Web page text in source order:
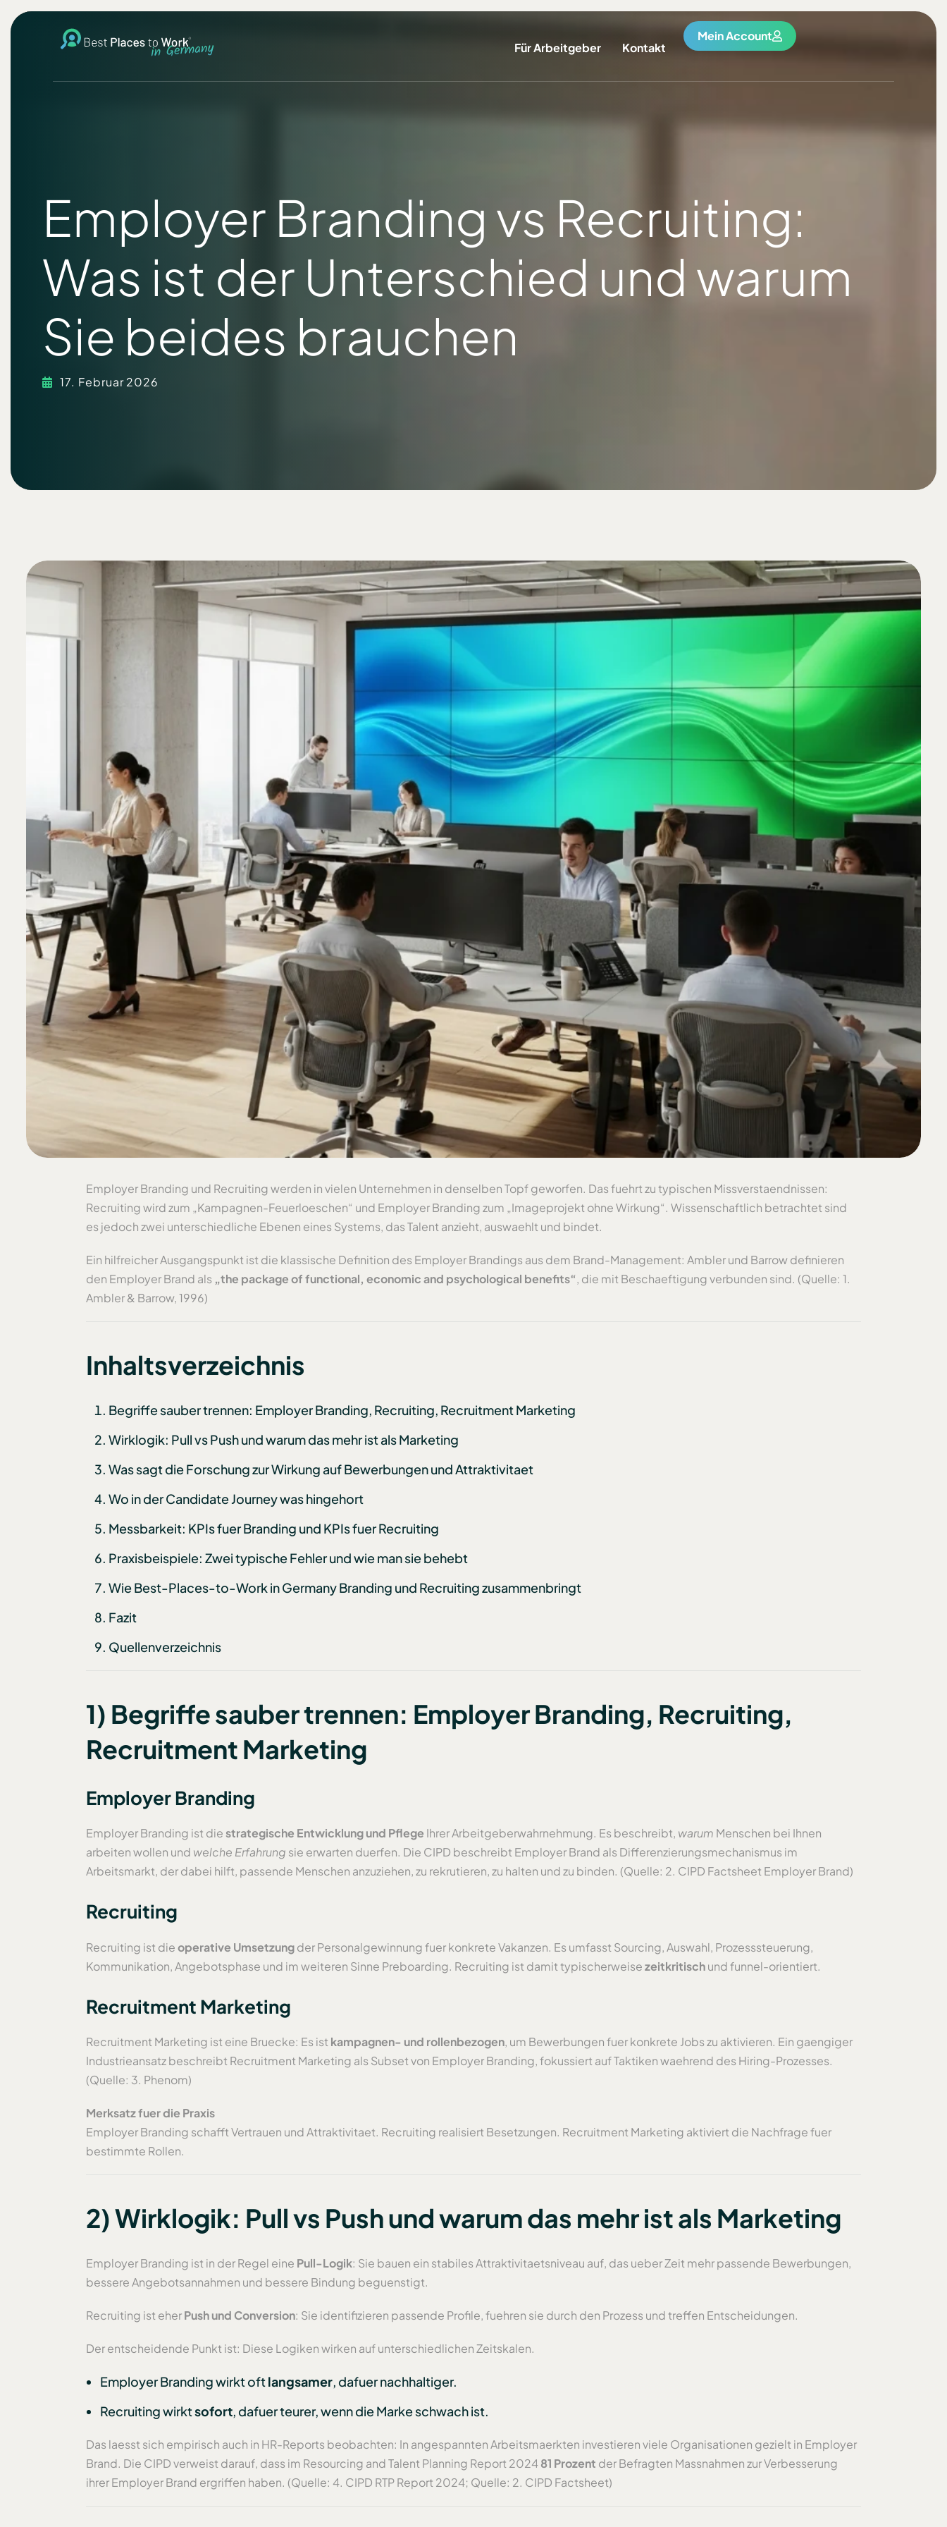
Für Arbeitgeber Kontakt
Mein Account
Employer Branding vs Recruiting:
Was ist der Unterschied und warum
Sie beides brauchen
17. Februar 2026
Employer Branding und Recruiting werden in vielen Unternehmen in denselben Topf geworfen. Das fuehrt zu typischen Missverstaendnissen:
Recruiting wird zum „Kampagnen-Feuerloeschen“ und Employer Branding zum „Imageprojekt ohne Wirkung“. Wissenschaftlich betrachtet sind
es jedoch zwei unterschiedliche Ebenen eines Systems, das Talent anzieht, auswaehlt und bindet.
Ein hilfreicher Ausgangspunkt ist die klassische Definition des Employer Brandings aus dem Brand-Management: Ambler und Barrow definieren
den Employer Brand als „the package of functional, economic and psychological benefits“, die mit Beschaeftigung verbunden sind. (Quelle: 1.
Ambler & Barrow, 1996)
Inhaltsverzeichnis
Begriffe sauber trennen: Employer Branding, Recruiting, Recruitment Marketing
Wirklogik: Pull vs Push und warum das mehr ist als Marketing
Was sagt die Forschung zur Wirkung auf Bewerbungen und Attraktivitaet
Wo in der Candidate Journey was hingehort
Messbarkeit: KPIs fuer Branding und KPIs fuer Recruiting
Praxisbeispiele: Zwei typische Fehler und wie man sie behebt
Wie Best-Places-to-Work in Germany Branding und Recruiting zusammenbringt
Fazit
Quellenverzeichnis
1) Begriffe sauber trennen: Employer Branding, Recruiting,
Recruitment Marketing
Employer Branding
Employer Branding ist die strategische Entwicklung und Pflege Ihrer Arbeitgeberwahrnehmung. Es beschreibt, warum Menschen bei Ihnen
arbeiten wollen und welche Erfahrung sie erwarten duerfen. Die CIPD beschreibt Employer Brand als Differenzierungsmechanismus im
Arbeitsmarkt, der dabei hilft, passende Menschen anzuziehen, zu rekrutieren, zu halten und zu binden. (Quelle: 2. CIPD Factsheet Employer Brand)
Recruiting
Recruiting ist dieoperative Umsetzungder Personalgewinnung fuer konkrete Vakanzen. Es umfasst Sourcing, Auswahl, Prozesssteuerung,
Kommunikation, Angebotsphase und im weiteren Sinne Preboarding. Recruiting ist damit typischerweisezeitkritischund funnel-orientiert.
Recruitment Marketing
Recruitment Marketing ist eine Bruecke: Es ist kampagnen- und rollenbezogen, um Bewerbungen fuer konkrete Jobs zu aktivieren. Ein gaengiger
Industrieansatz beschreibt Recruitment Marketing als Subset von Employer Branding, fokussiert auf Taktiken waehrend des Hiring-Prozesses.
(Quelle: 3. Phenom)
Merksatz fuer die Praxis
Employer Branding schafft Vertrauen und Attraktivitaet. Recruiting realisiert Besetzungen. Recruitment Marketing aktiviert die Nachfrage fuer
bestimmte Rollen.
2) Wirklogik: Pull vs Push und warum das mehr ist als Marketing
Employer Branding ist in der Regel eine Pull-Logik: Sie bauen ein stabiles Attraktivitaetsniveau auf, das ueber Zeit mehr passende Bewerbungen,
bessere Angebotsannahmen und bessere Bindung beguenstigt.
Recruiting ist eherPush und Conversion: Sie identifizieren passende Profile, fuehren sie durch den Prozess und treffen Entscheidungen.
Der entscheidende Punkt ist: Diese Logiken wirken auf unterschiedlichen Zeitskalen.
Employer Branding wirkt oftlangsamer, dafuer nachhaltiger.
Recruiting wirktsofort, dafuer teurer, wenn die Marke schwach ist.
Das laesst sich empirisch auch in HR-Reports beobachten: In angespannten Arbeitsmaerkten investieren viele Organisationen gezielt in Employer
Brand. Die CIPD verweist darauf, dass im Resourcing and Talent Planning Report 202481 Prozent der Befragten Massnahmen zur Verbesserung
ihrer Employer Brand ergriffen haben. (Quelle: 4. CIPD RTP Report 2024; Quelle: 2. CIPD Factsheet)